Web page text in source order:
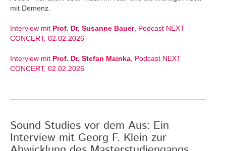
mit Demenz.
Interview mit Prof. Dr. Susanne Bauer, Podcast NEXT
CONCERT, 02.02.2026
Interview mit Prof. Dr. Stefan Mainka , Podcast NEXT
CONCERT, 02.02.2026
Sound Studies vor dem Aus: Ein
Interview mit Georg F. Klein zur